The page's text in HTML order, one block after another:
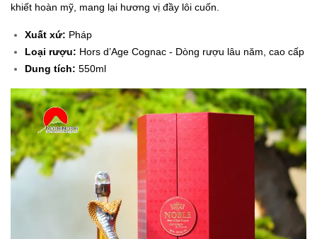
khiết hoàn mỹ, mang lại hương vị đầy lôi cuốn.
Xuất xứ: Pháp
Loại rượu: Hors d’Age Cognac - Dòng rượu lâu năm, cao cấp
Dung tích: 550ml